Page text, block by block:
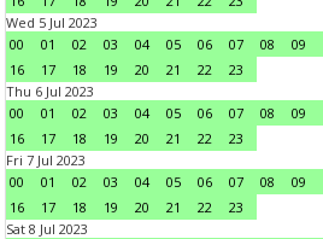
Wed 5 Jul 2023
00
01 02 03 04 05 06 07 08 09
16
17 18 19 20 21 22
23
Thu 6 Jul 2023
00
01 02 03 04 05 06 07 08 09
16
17 18 19 20 21 22
23
Fri 7 Jul 2023
00
01 02 03 04 05 06 07 08 09
16
17 18 19 20 21 22
23
Sat 8 Jul 2023